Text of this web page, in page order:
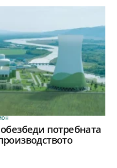
потребната